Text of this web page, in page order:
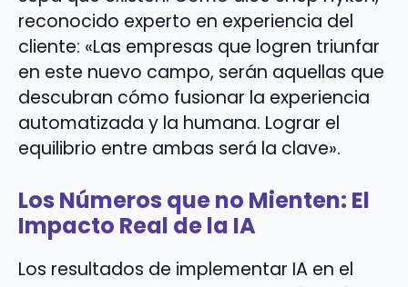
reconocido experto en experiencia del
cliente: «Las empresas que logren triunfar
en este nuevo campo, serán aquellas que
descubran cómo fusionar la experiencia
automatizada y la humana. Lograr el
equilibrio entre ambas será la clave».
Los Números que no Mienten: El
Impacto Real de la IA
Los resultados de implementar IA en el